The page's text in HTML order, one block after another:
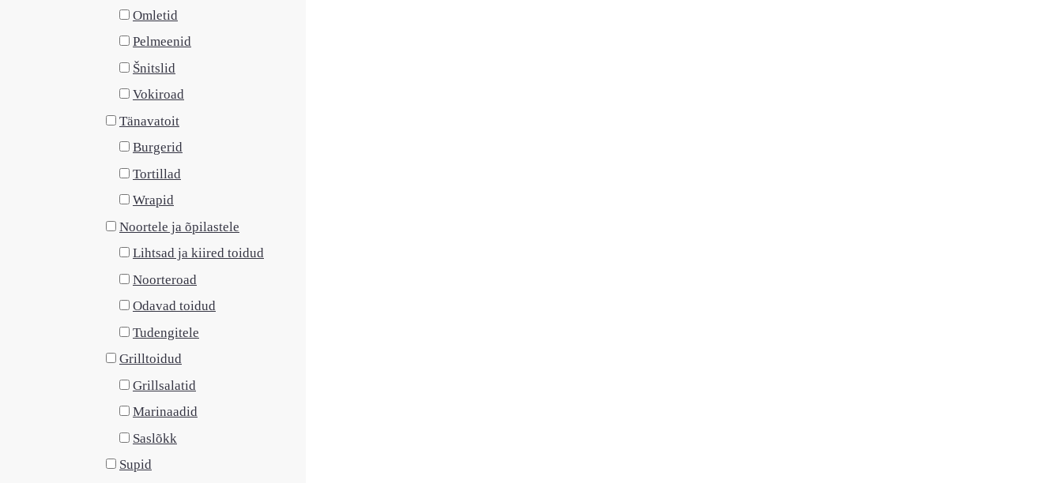
Omletid
Pelmeenid
Šnitslid
Vokiroad
Tänavatoit
Burgerid
Tortillad
Wrapid
Noortele ja õpilastele
Lihtsad ja kiired toidud
Noorteroad
Odavad toidud
Tudengitele
Grilltoidud
Grillsalatid
Marinaadid
Saslõkk
Supid